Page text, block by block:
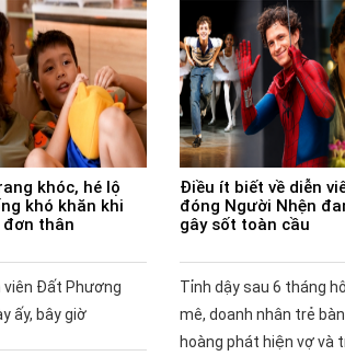
khóc, hé lộ
khó khăn khi
đơn thân
viên Đất Phương
ấy, bây giờ
Điều ít biết về diễn
đóng Người Nhện
gây sốt toàn cầu
Tỉnh dậy sau 6 tháng
mê, doanh nhân trẻ
hoàng phát hiện vợ và